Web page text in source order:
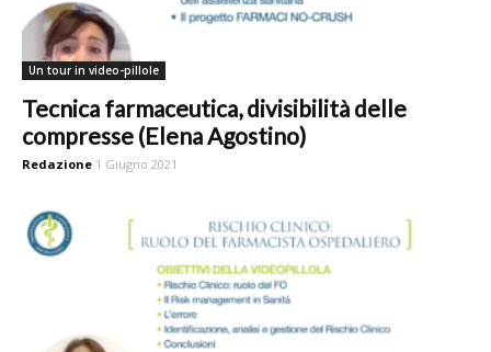
Un tour in video-pillole
Tecnica farmaceutica, divisibilità delle
compresse (Elena Agostino)
Redazione 1 Giugno 2021